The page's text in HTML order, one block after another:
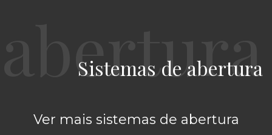
Sistemas de abertura
Ver mais sistemas de abertura